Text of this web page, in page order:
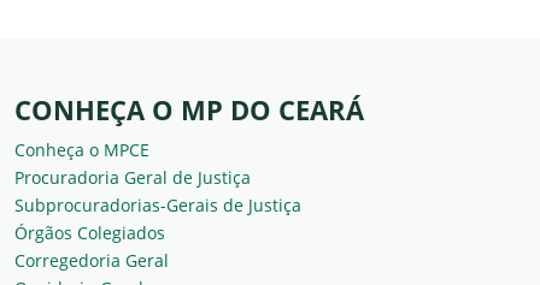
CONHEÇA O MP DO CEARÁ
Conheça o MPCE
Procuradoria Geral de Justiça
Subprocuradorias-Gerais de Justiça
Órgãos Colegiados
Corregedoria Geral